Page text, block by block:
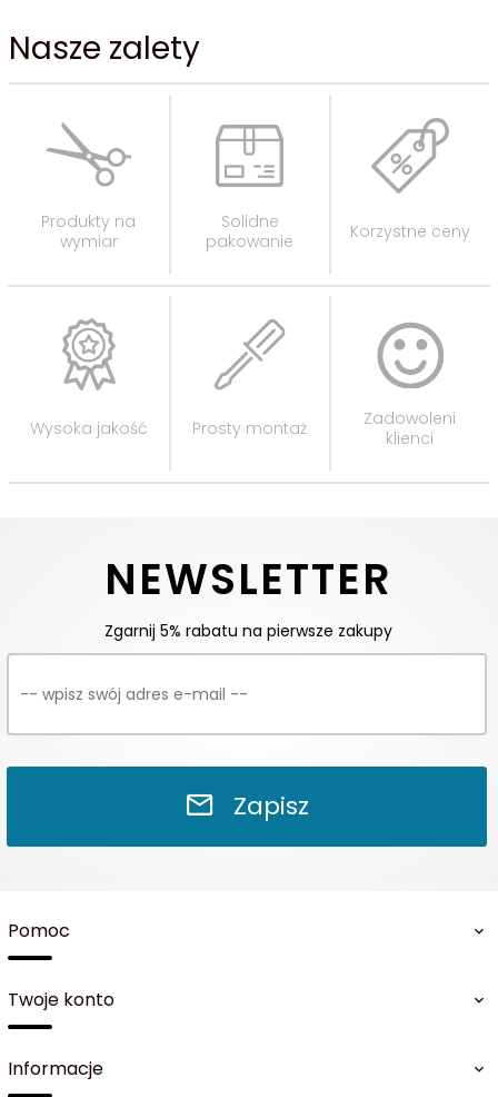
Nasze zalety
Produkty na
wymiar
Solidne
pakowanie
Korzystne ceny
Wysoka jakość Prosty montaż
Zadowoleni
klienci
NEWSLETTER
Zgarnij 5% rabatu na pierwsze zakupy
Zapisz
Pomoc
Twoje konto
Informacje